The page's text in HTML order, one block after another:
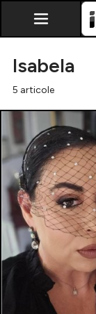
Isabela
5 articole